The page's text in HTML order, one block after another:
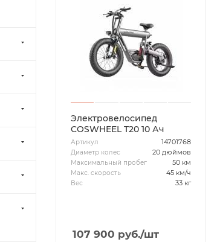
Электровелосипед
COSWHEEL T20 10 Ач
Артикул 14701768
Диаметр колес 20 дюймов
Максимальный пробег 50 км
Макс. скорость 45 км/ч
Вес 33 кг
107 900 руб./шт